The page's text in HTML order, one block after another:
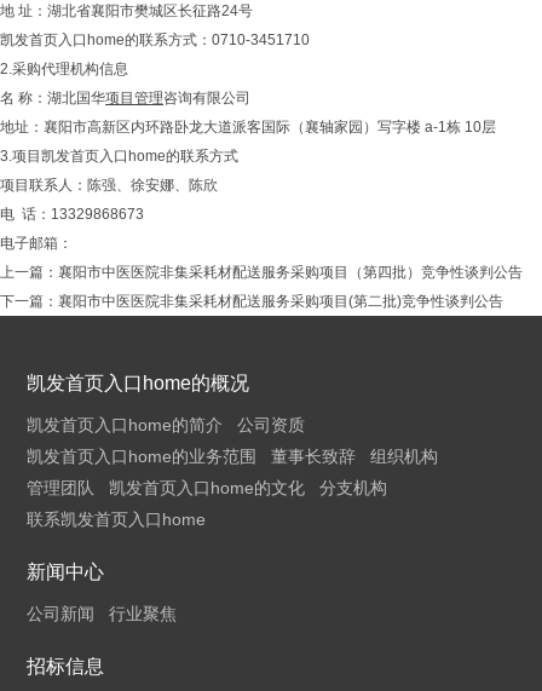
地 址：湖北省襄阳市樊城区长征路24号
凯发首页入口home的联系方式：0710-3451710
2.采购代理机构信息
名 称：湖北国华项目管理咨询有限公司
地址：襄阳市高新区内环路卧龙大道派客国际（襄轴家园）写字楼 a-1栋 10层
3.项目凯发首页入口home的联系方式
项目联系人：陈强、徐安娜、陈欣
电 话：13329868673
电子邮箱：
上一篇： 襄阳市中医医院非集采耗材配送服务采购项目（第四批）竞争性谈判公告
下一篇： 襄阳市中医医院非集采耗材配送服务采购项目(第二批)竞争性谈判公告
凯发首页入口home的概况
凯发首页入口home的简介
公司资质
凯发首页入口home的业务范围
董事长致辞
组织机构
管理团队
凯发首页入口home的文化
分支机构
联系凯发首页入口home
新闻中心
公司新闻 行业聚焦
招标信息